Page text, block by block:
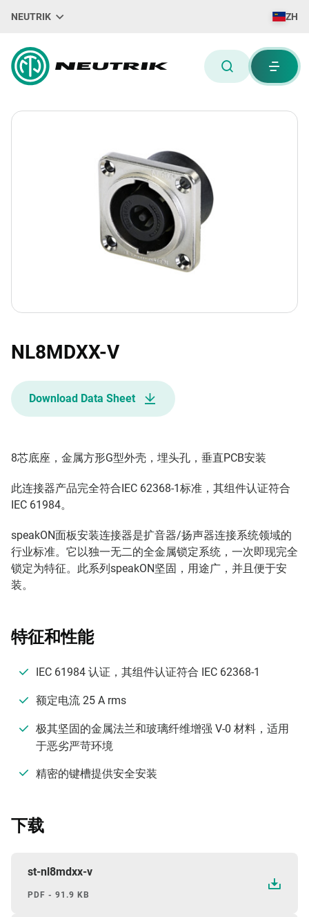
NEUTRIK ZH
NL8MDXX-V
Download Data Sheet
8芯底座，金属方形G型外壳，埋头孔，垂直PCB安装
此连接器产品完全符合IEC 62368-1标准，其组件认证符合
IEC 61984。
​speakON面板安装连接器是扩音器/扬声器连接系统领域的
行业标准。它以独一无二的全金属锁定系统，一次即现完全
锁定为特征。此系列speakON坚固，用途广，并且便于安
装。
特征和性能
IEC 61984 认证，其组件认证符合 IEC 62368-1
额定电流 25 A rms
极其坚固的金属法兰和玻璃纤维增强 V-0 材料，适用
于恶劣严苛环境
精密的键槽提供安全安装
下载
st-nl8mdxx-v
PDF - 91.9 KB